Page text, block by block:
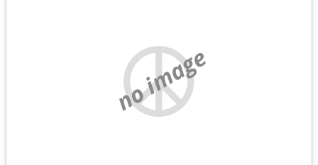
no image